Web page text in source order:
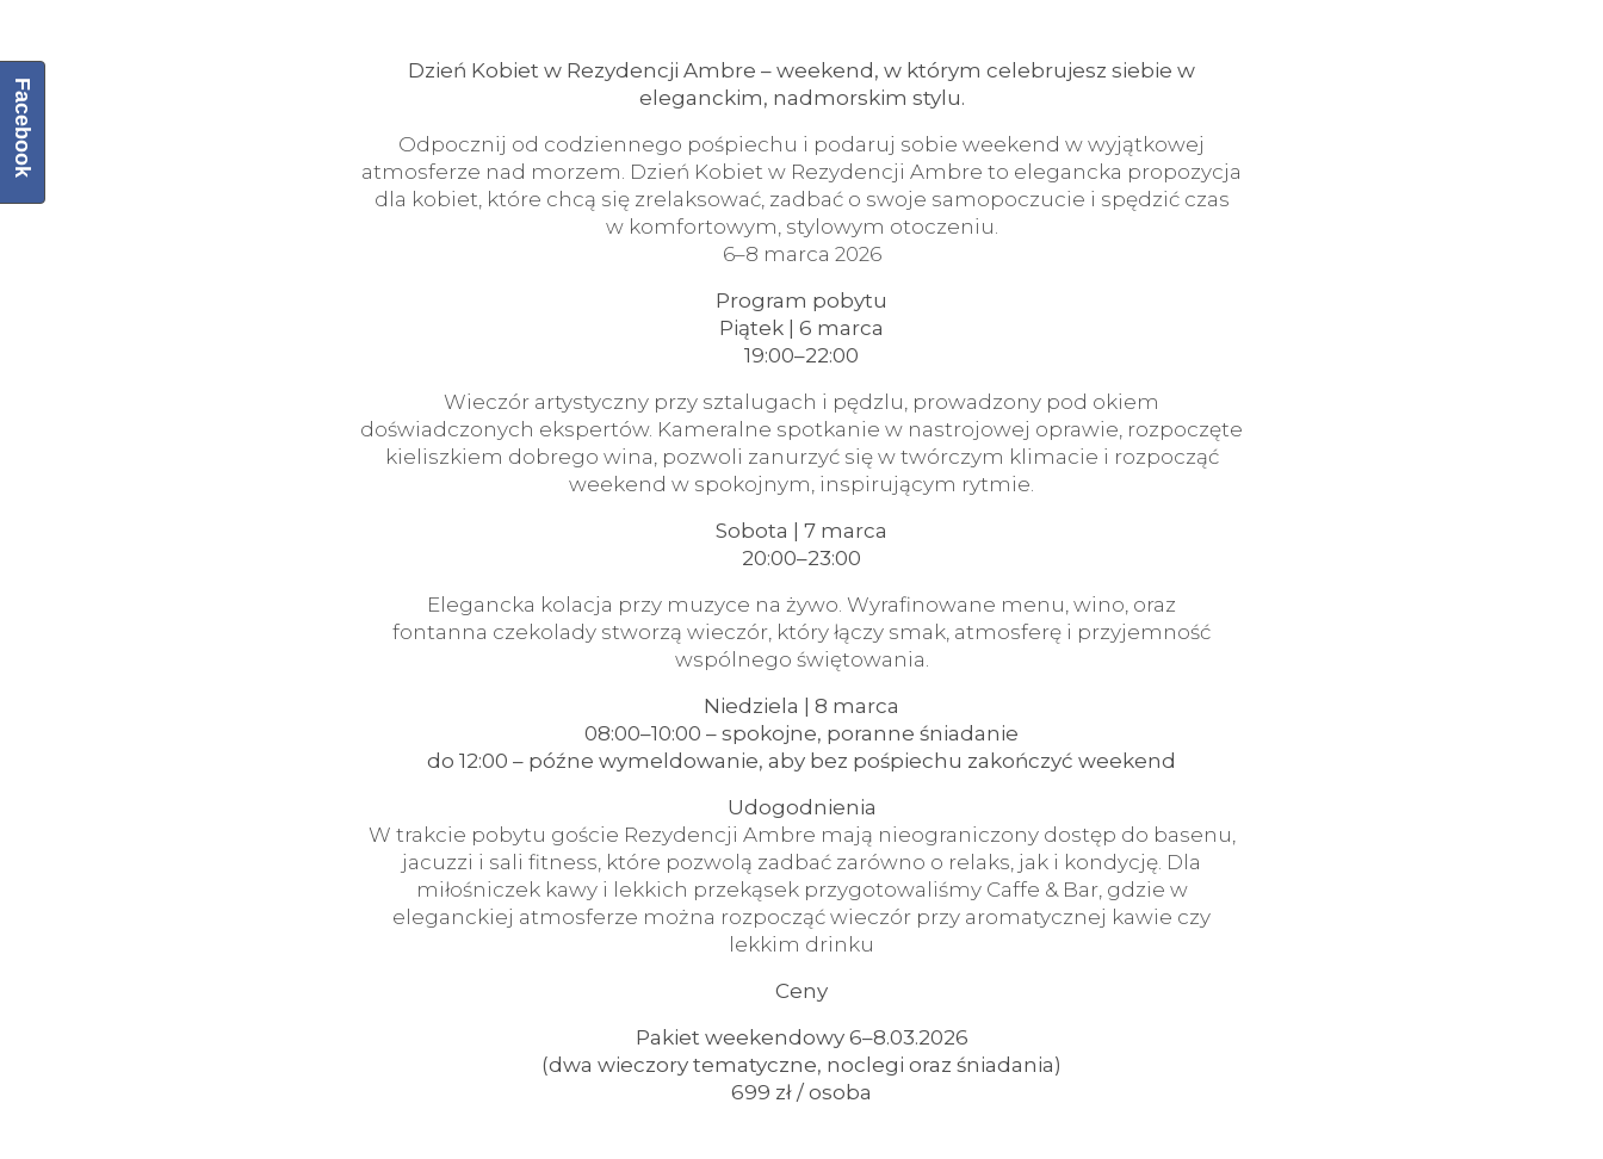
Dzień Kobiet w Rezydencji Ambre – weekend, w którym celebrujesz siebie w
eleganckim, nadmorskim stylu.
Odpocznij od codziennego pośpiechu i podaruj sobie weekend w wyjątkowej
atmosferze nad morzem. Dzień Kobiet w Rezydencji Ambre to elegancka propozycja
dla kobiet, które chcą się zrelaksować, zadbać o swoje samopoczucie i spędzić czas
w komfortowym, stylowym otoczeniu.
6–8 marca 2026
Program pobytu
Piątek | 6 marca
19:00–22:00
Wieczór artystyczny przy sztalugach i pędzlu, prowadzony pod okiem
doświadczonych ekspertów. Kameralne spotkanie w nastrojowej oprawie, rozpoczęte
kieliszkiem dobrego wina, pozwoli zanurzyć się w twórczym klimacie i rozpocząć
weekend w spokojnym, inspirującym rytmie.
Sobota | 7 marca
20:00–23:00
Elegancka kolacja przy muzyce na żywo. Wyrafinowane menu, wino, oraz
fontanna czekolady stworzą wieczór, który łączy smak, atmosferę i przyjemność
wspólnego świętowania.
Niedziela | 8 marca
08:00–10:00 – spokojne, poranne śniadanie
do 12:00 – późne wymeldowanie, aby bez pośpiechu zakończyć weekend
Udogodnienia
W trakcie pobytu goście Rezydencji Ambre mają nieograniczony dostęp do basenu,
jacuzzi i sali fitness, które pozwolą zadbać zarówno o relaks, jak i kondycję. Dla
miłośniczek kawy i lekkich przekąsek przygotowaliśmy Caffe & Bar, gdzie w
eleganckiej atmosferze można rozpocząć wieczór przy aromatycznej kawie czy
lekkim drinku
Ceny
Pakiet weekendowy 6–8.03.2026
(dwa wieczory tematyczne, noclegi oraz śniadania)
699 zł / osoba
Facebook